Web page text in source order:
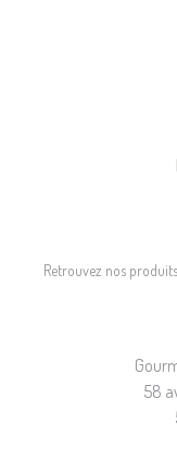
Retrouvez nos
58